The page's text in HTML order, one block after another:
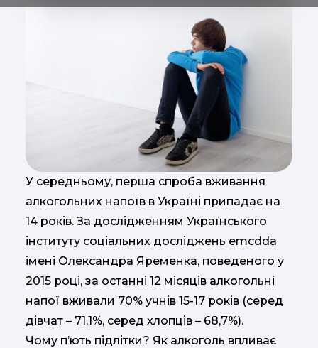
У середньому, перша спроба вживання
алкогольних напоїв в Україні припадає на
14 років. За дослідженням Українського
інституту соціальних досліджень emcdda
імені Олександра Яременка, поведеного у
2015 році, за останні 12 місяців алкогольні
напої вживали 70% учнів 15-17 років (серед
дівчат – 71,1%, серед хлопців – 68,7%).
Чому п’ють підлітки? Як алкоголь впливає